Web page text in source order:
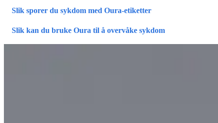
Slik sporer du sykdom med Oura-etiketter
Slik kan du bruke Oura til å overvåke sykdom